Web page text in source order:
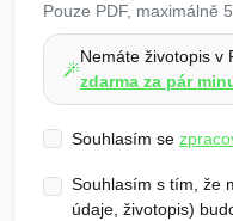
Pouze PDF, maximálně
Nemáte životopis v
zdarma za pár
Souhlasím se
Souhlasím s tím, že
údaje, životopis)